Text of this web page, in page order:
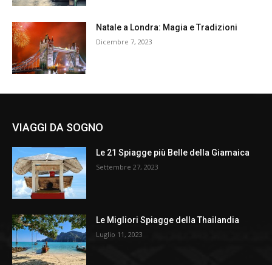
Natale a Londra: Magia e Tradizioni
Dicembre 7, 2023
VIAGGI DA SOGNO
Le 21 Spiagge più Belle della Giamaica
Settembre 27, 2023
Le Migliori Spiagge della Thailandia
Luglio 11, 2023